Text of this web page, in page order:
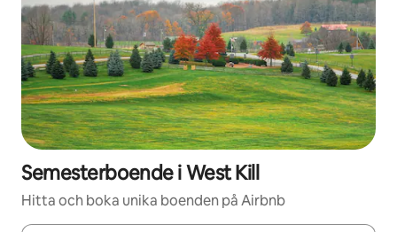
Semesterboende i West Kill
Hitta och boka unika boenden på Airbnb